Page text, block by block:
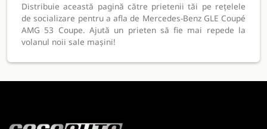
Distribuie această pagină către prietenii tăi pe rețelele
de socializare pentru a afla de Mercedes-Benz GLE Coupé
AMG 53 Coupe. Ajută un prieten să fie mai repede la
volanul noii sale mașini!